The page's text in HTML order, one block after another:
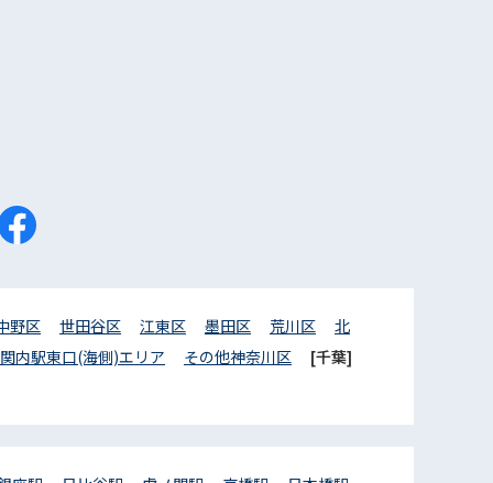
野区 世田谷区 江東区 墨田区 荒川区
北
関内駅東口(海側)エリア その他神奈川区
[千葉]